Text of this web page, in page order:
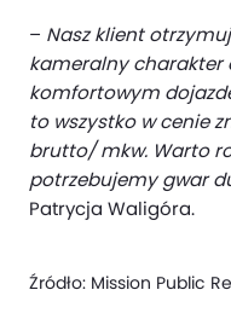
– Nasz klient
kameralny charakter
komfortowym
to wszystko w cenie
brutto/ mkw. Warto
potrzebujemy gwar
Patrycja Waligóra.
Źródło: Mission Public